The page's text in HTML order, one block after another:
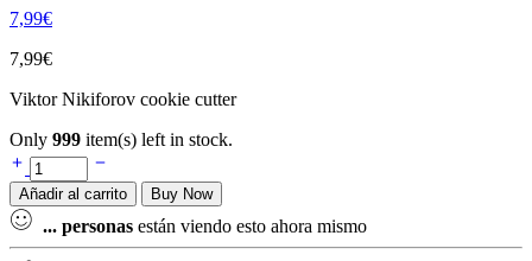
7,99€
7,99€
Viktor Nikiforov cookie cutter
Only 999 item(s) left in stock.
Añadir al carrito Buy Now
... personas están viendo esto ahora mismo